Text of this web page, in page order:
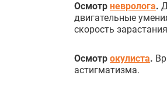
Осмотр невролога.
двигательные
скорость
Осмотр окулиста.
астигматизма.